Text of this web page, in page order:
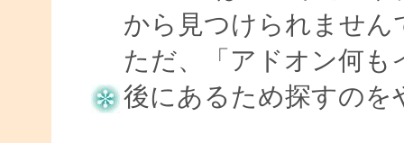
から見つけられません
ただ、「アドオン何
後にあるため探すのを